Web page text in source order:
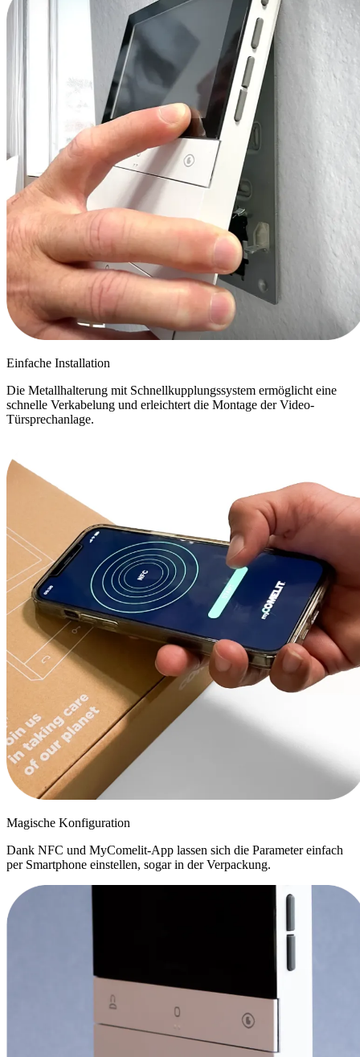
Einfache Installation
Die Metallhalterung mit Schnellkupplungssystem ermöglicht eine
schnelle Verkabelung und erleichtert die Montage der Video-
Türsprechanlage.
Magische Konfiguration
Dank NFC und MyComelit-App lassen sich die Parameter einfach
per Smartphone einstellen, sogar in der Verpackung.